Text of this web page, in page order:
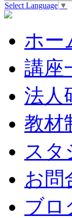
Select Language ▼
ホー
講座
法人
教材
スタ
お問
ブロ